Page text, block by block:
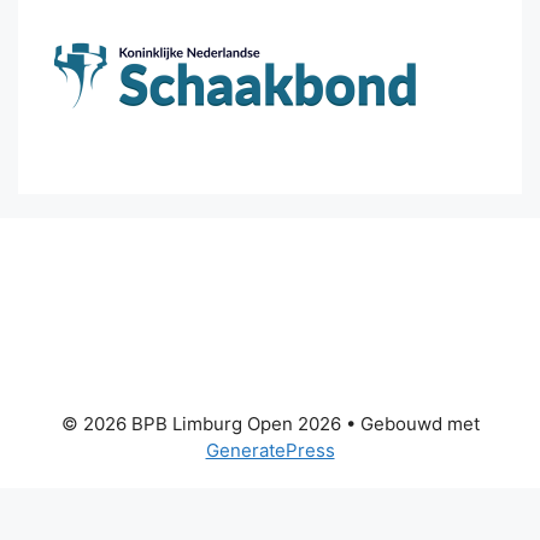
© 2026 BPB Limburg Open 2026• Gebouwd met
GeneratePress